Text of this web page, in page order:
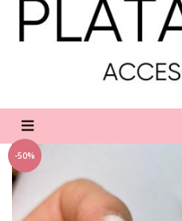
-50%